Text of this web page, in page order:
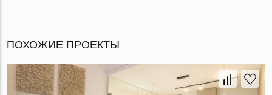
ПОХОЖИЕ ПРОЕКТЫ